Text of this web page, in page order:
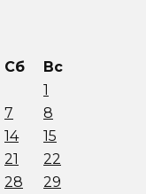
Сб
Вс
1
7
8
14
15
21
22
28
29